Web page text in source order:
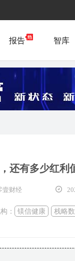
报告 智库
还有多少红利
壹财经
： 镁信健康 栈略